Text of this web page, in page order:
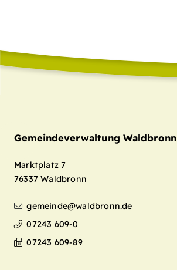
Gemeindeverwaltung Waldbronn
Marktplatz 7
76337 Waldbronn
gemeinde@waldbronn.de
07243 609-0
07243 609-89